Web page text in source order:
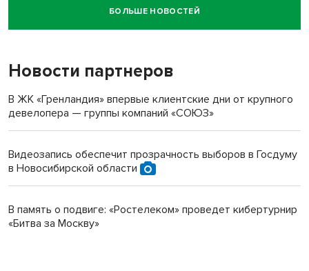
Новосибирский суд наказал водителя за смерть
пенсионерки на вокзале
БОЛЬШЕ НОВОСТЕЙ
Новости партнеров
В ЖК «Гренландия» впервые клиентские дни от крупного
девелопера — группы компаний «СОЮЗ»
Видеозапись обеспечит прозрачность выборов в Госдуму
в Новосибирской области
В память о подвиге: «Ростелеком» проведет кибертурнир
«Битва за Москву»